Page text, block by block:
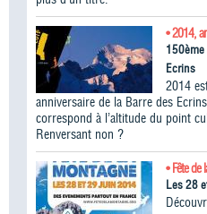
• 2014,
Ecrins
2014
anniversaire de la Barre des
correspond à l’altitude du point
Renversant non ?
• Fête
Les 28